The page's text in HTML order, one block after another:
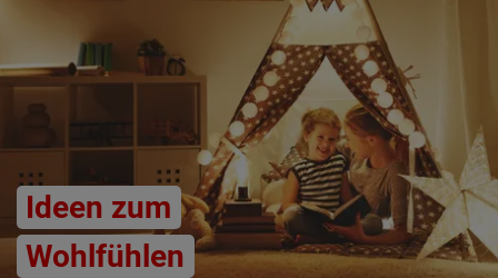
Ideen zum
Wohlfühlen